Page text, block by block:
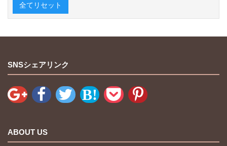
全てリセット
SNSシェアリンク
ABOUT US